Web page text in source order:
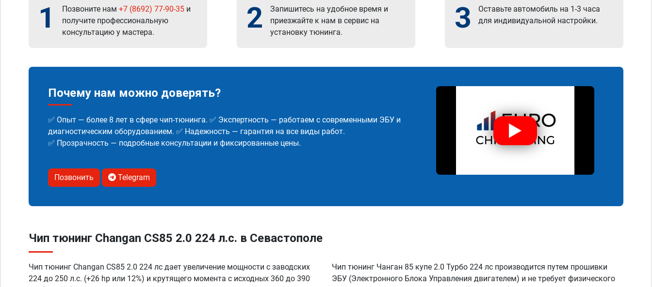
1 Позвоните нам +7 (8692) 77-90-35 и
получите профессиональную
консультацию у мастера.
2
Запишитесь на удобное время и
приезжайте к нам в сервис на
установку тюнинга.
3
Оставьте автомобиль на 1-3 часа
для индивидуальной настройки.
Почему нам можно доверять?
✅ Опыт — более 8 лет в сфере чип-тюнинга. ✅ Экспертность — работаем с современными ЭБУ и
диагностическим оборудованием. ✅ Надежность — гарантия на все виды работ.
✅ Прозрачность — подробные консультации и фиксированные цены.
Позвонить Telegram
Чип тюнинг Changan CS85 2.0 224 л.с. в Севастополе
Чип тюнинг Changan CS85 2.0 224 лс дает увеличение мощности с заводских
224 до 250 л.с. (+26 hp или 12%) и крутящего момента с исходных 360 до 390
Чип тюнинг Чанган 85 купе 2.0 Турбо 224 лс производится путем прошивки
ЭБУ (Электронного Блока Управления двигателем) и не требует физического